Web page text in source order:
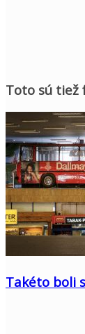
Toto sú tiež
Takéto boli